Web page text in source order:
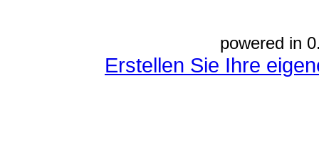
powered in
Erstellen Sie Ihre